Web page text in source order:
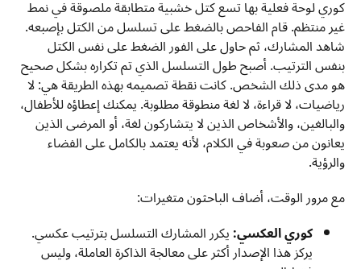
كوري لوحة فعلية بها تسع كتل خشبية متطابقة ملصوقة في نمط
غير منتظم. قام الفاحص بالضغط على تسلسل من الكتل بإصبعه.
شاهد المشارك، ثم حاول على الفور الضغط على نفس الكتل
بنفس الترتيب. أصبح طول التسلسل الذي تم تكراره بشكل صحيح
هو مدى ذلك الشخص. كانت نقطة تصميمه بهذه الطريقة هي: لا
رياضيات، لا قراءة، لا لغة منطوقة مطلوبة. يمكنك إعطاؤه للأطفال،
والبالغين، والأشخاص الذين لا يتشاركون لغة، أو المرضى الذين
يعانون من صعوبة في الكلام، لأنه يعتمد بالكامل على الفضاء
والرؤية.
مع مرور الوقت، أضاف الباحثون متغيرات:
كوري العكسي:يكرر المشارك التسلسل بترتيب عكسي.
يركز هذا الإصدار أكثر على معالجة الذاكرة العاملة، وليس